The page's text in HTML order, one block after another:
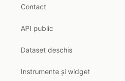
Contact
API public
Dataset deschis
Instrumente și widget